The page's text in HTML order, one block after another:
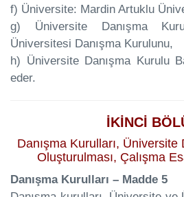
f) Üniversite: Mardin Artuklu
g) Üniversite Danışma
Üniversitesi Danışma Kurulunu,
h) Üniversite Danışma Kurulu
eder.
İKİNCİ
Danışma Kurulları, Üniversite
Oluşturulması, Çalışma
Danışma Kurulları – Madde 5